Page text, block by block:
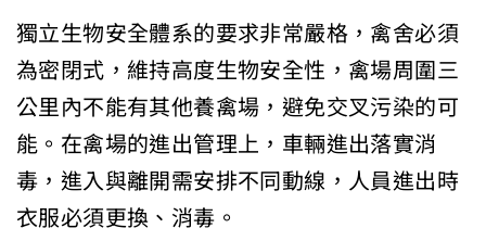
獨立生物安全體系的要求非常嚴格，禽舍必須
為密閉式，維持高度生物安全性，禽場周圍三
公里內不能有其他養禽場，避免交叉污染的可
能。在禽場的進出管理上，車輛進出落實消
毒，進入與離開需安排不同動線，人員進出時
衣服必須更換、消毒。